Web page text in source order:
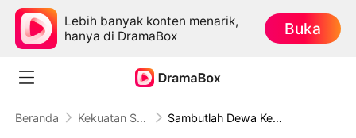
Lebih banyak konten menarik,
hanya di DramaBox
Buka
Beranda Kekuatan Super Sambutlah Dewa Kekayaan di Tahun Baru (Sulih Suara)